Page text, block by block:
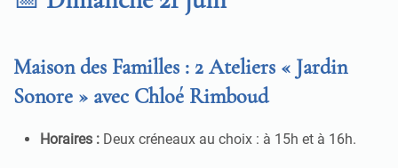
Maison des Familles : 2 Ateliers « Jardin
Sonore » avec Chloé Rimboud
Horaires : Deux créneaux au choix : à 15h et à 16h.